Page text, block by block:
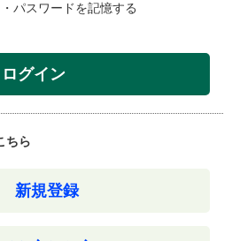
パスワードを記憶する
ログイン
ちら
新規登録